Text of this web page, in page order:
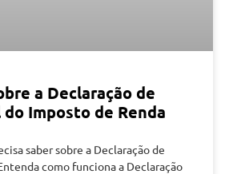
a Declaração de
Imposto de Renda
saber sobre a Declaração de
como funciona a Declaração